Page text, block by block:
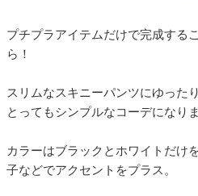
プチプラアイテムだけで完成する
ら！
スリムなスキニーパンツにゆった
とってもシンプルなコーデになりま
カラーはブラックとホワイトだけ
子などでアクセントをプラス。